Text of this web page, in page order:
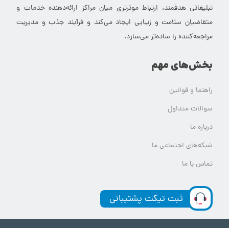
تبلیغاتی هدفمند، ارتباط موثرتری میان مراکز ارائه‌دهنده خدمات و
متقاضیان سلامت و زیبایی ایجاد می‌کند و فرآیند جذب و مدیریت
مراجعه‌کننده را ساده‌تر می‌سازد.
بخش‌های مهم
راهنما و قوانین
سوالات متداول
درباره ما
شبکه‌های اجتماعی ما
تماس با ما
ثبت تیکت پشتیبانی